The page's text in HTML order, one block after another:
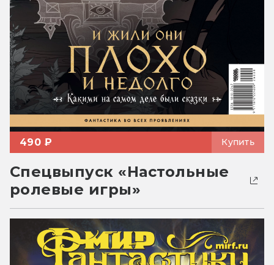
490 ₽ Купить
Спецвыпуск «Настольные
ролевые игры»